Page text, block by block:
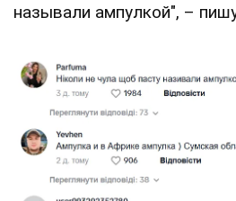
называли ампулкой", –